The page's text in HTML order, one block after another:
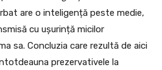
are o inteligență peste medie,
cu ușurință micilor
sa. Concluzia care rezultă de aici
prezervativele la